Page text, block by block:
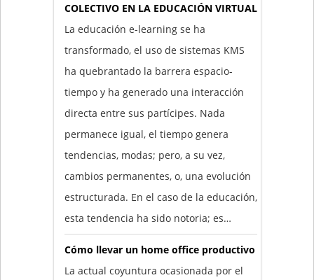
COLECTIVO EN LA EDUCACIÓN VIRTUAL
La educación e-learning se ha
transformado, el uso de sistemas KMS
ha quebrantado la barrera espacio-
tiempo y ha generado una interacción
directa entre sus partícipes. Nada
permanece igual, el tiempo genera
tendencias, modas; pero, a su vez,
cambios permanentes, o, una evolución
estructurada. En el caso de la educación,
esta tendencia ha sido notoria; es…
Cómo llevar un home office productivo
La actual coyuntura ocasionada por el